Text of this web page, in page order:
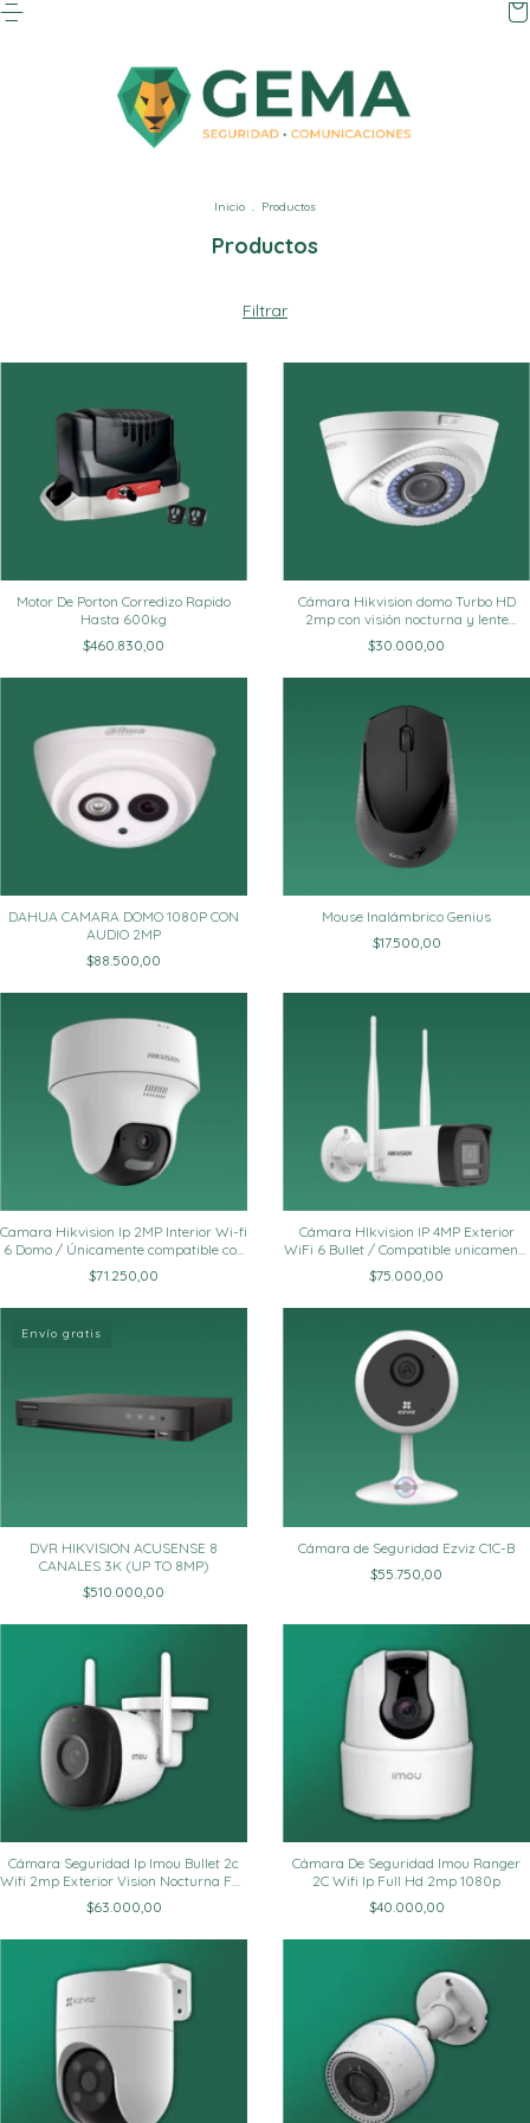
Inicio . Productos
Productos
Filtrar
Motor De Porton Corredizo Rapido
Hasta 600kg
$460.830,00
Cámara Hikvision domo Turbo HD
2mp con visión nocturna y lente
varifocal
$30.000,00
DAHUA CAMARA DOMO 1080P CON
AUDIO 2MP
$88.500,00
Mouse Inalámbrico Genius
$17.500,00
Camara Hikvision Ip 2MP Interior Wi-fi
6 Domo / Únicamente compatible con
KITS EASYLINK
$71.250,00
Cámara HIkvision IP 4MP Exterior
WiFi 6 Bullet / Compatible unicamente
para KITS EASYLINK
$75.000,00
Envío gratis
DVR HIKVISION ACUSENSE 8
CANALES 3K (UP TO 8MP)
$510.000,00
Cámara de Seguridad Ezviz C1C-B
$55.750,00
Cámara Seguridad Ip Imou Bullet 2c
Wifi 2mp Exterior Vision Nocturna Full
$63.000,00
Cámara De Seguridad Imou Ranger
2C Wifi Ip Full Hd 2mp 1080p
$40.000,00